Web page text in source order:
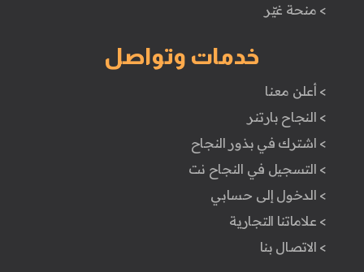
> منحة غيّر
خدمات وتواصل
> أعلن معنا
> النجاح بارتنر
> اشترك في بذور النجاح
> التسجيل في النجاح نت
> الدخول إلى حسابي
> علاماتنا التجارية
> الاتصال بنا